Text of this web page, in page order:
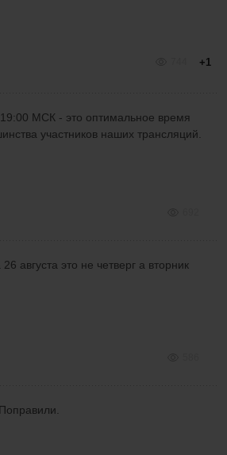
+1
МСК - это оптимальное время
участников наших трансляций.
августа это не четверг а вторник